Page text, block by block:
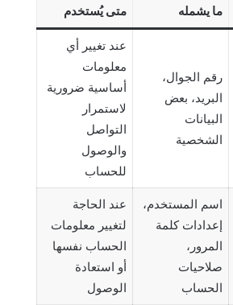
ما يشمله متى يُستخدم
رقم الجوال،
البريد، بعض
البيانات
الشخصية
عند تغيير أي
معلومات
أساسية ضرورية
لاستمرار
التواصل
والوصول
للحساب
اسم المستخدم،
إعدادات كلمة
المرور،
صلاحيات
الحساب
عند الحاجة
لتغيير معلومات
الحساب نفسها
أو استعادة
الوصول